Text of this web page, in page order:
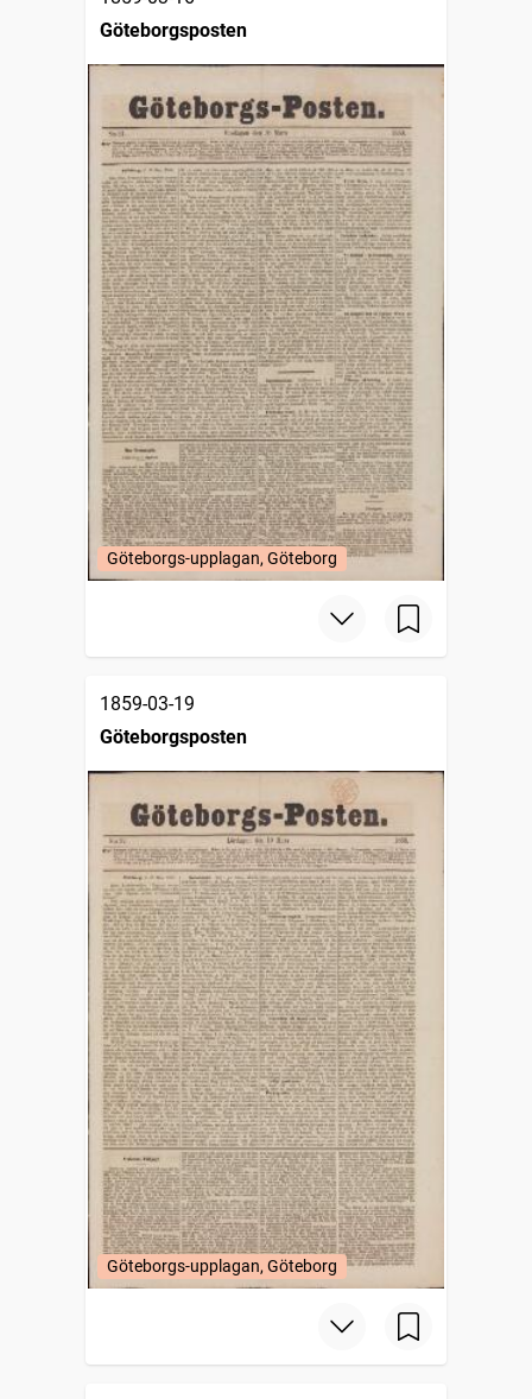
Göteborgsposten
Göteborgs-upplagan, Göteborg
1859-03-19
Göteborgsposten
Göteborgs-upplagan, Göteborg